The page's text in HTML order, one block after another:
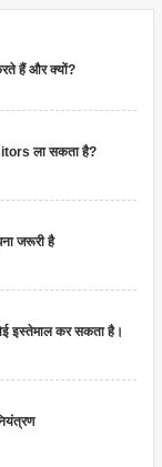
हैं और क्यों?
ला सकता है?
जरूरी है
इस्तेमाल कर सकता है।